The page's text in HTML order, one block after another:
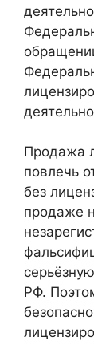
Продажа
повлечь
без
продаже
РФ.